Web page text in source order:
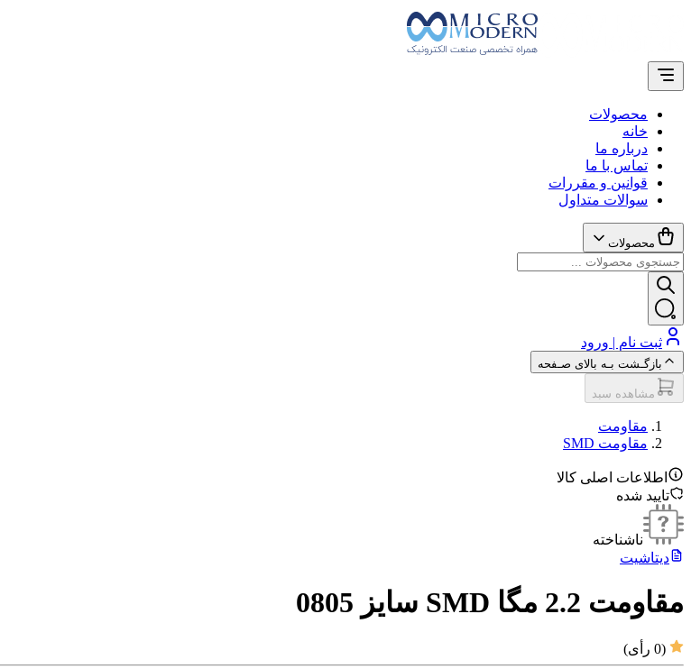
محصولات
خانه
درباره ما
تماس با ما
قوانین و مقررات
سوالات متداول
محصولات
ثبت نام | ورود
بازگـشت بـه بالای صـفحه
مشاهده سبد
مقاومت‌
مقاومت SMD
اطلاعات اصلی کالا
تایید شده
ناشناخته
دیتاشیت
مقاومت 2.2 مگا SMD سایز 0805
(
0 رأی)